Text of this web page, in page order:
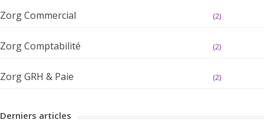
Zorg Commercial (2)
Zorg Comptabilité (2)
Zorg GRH & Paie (2)
Derniers articles